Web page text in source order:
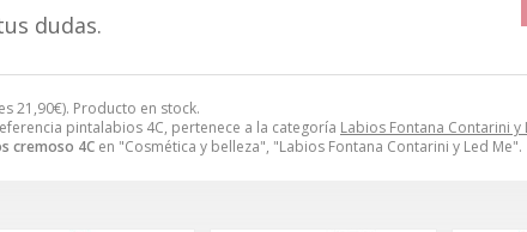
21,90€). Producto en stock.
pintalabios 4C, pertenece a la categoría Labios Fontana Contarini y
cremoso 4C en "Cosmética y belleza", "Labios Fontana Contarini y Led Me".
dudas.